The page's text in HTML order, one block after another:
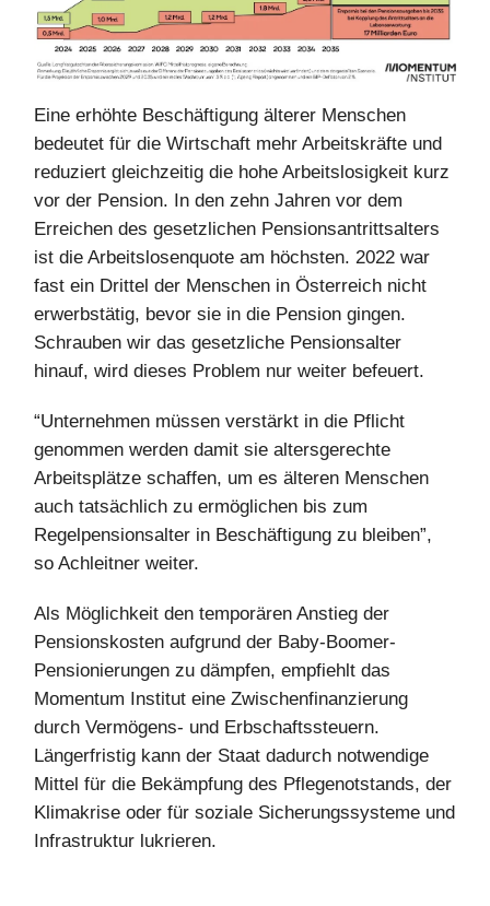
Eine erhöhte Beschäftigung älterer Menschen
bedeutet für die Wirtschaft mehr Arbeitskräfte und
reduziert gleichzeitig die hohe Arbeitslosigkeit kurz
vor der Pension. In den zehn Jahren vor dem
Erreichen des gesetzlichen Pensionsantrittsalters
ist die Arbeitslosenquote am höchsten. 2022 war
fast ein Drittel der Menschen in Österreich nicht
erwerbstätig, bevor sie in die Pension gingen.
Schrauben wir das gesetzliche Pensionsalter
hinauf, wird dieses Problem nur weiter befeuert.
“Unternehmen müssen verstärkt in die Pflicht
genommen werden damit sie altersgerechte
Arbeitsplätze schaffen, um es älteren Menschen
auch tatsächlich zu ermöglichen bis zum
Regelpensionsalter in Beschäftigung zu bleiben”,
so Achleitner weiter.
Als Möglichkeit den temporären Anstieg der
Pensionskosten aufgrund der Baby-Boomer-
Pensionierungen zu dämpfen, empfiehlt das
Momentum Institut eine Zwischenfinanzierung
durch Vermögens- und Erbschaftssteuern.
Längerfristig kann der Staat dadurch notwendige
Mittel für die Bekämpfung des Pflegenotstands, der
Klimakrise oder für soziale Sicherungssysteme und
Infrastruktur lukrieren.